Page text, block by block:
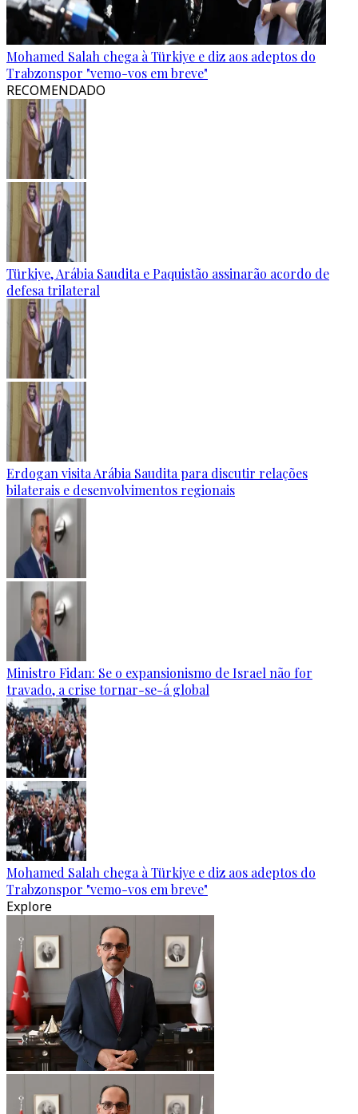
Mohamed Salah chega à Türkiye e diz aos adeptos do
Trabzonspor "vemo-vos em breve"
RECOMENDADO
Türkiye, Arábia Saudita e Paquistão assinarão acordo de
defesa trilateral
Erdogan visita Arábia Saudita para discutir relações
bilaterais e desenvolvimentos regionais
Ministro Fidan: Se o expansionismo de Israel não for
travado, a crise tornar-se-á global
Mohamed Salah chega à Türkiye e diz aos adeptos do
Trabzonspor "vemo-vos em breve"
Explore